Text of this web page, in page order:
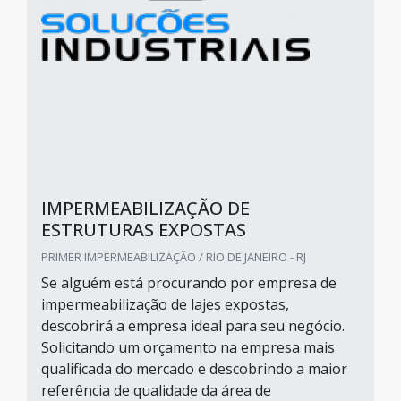
IMPERMEABILIZAÇÃO DE
ESTRUTURAS EXPOSTAS
PRIMER IMPERMEABILIZAÇÃO / RIO DE JANEIRO - RJ
Se alguém está procurando por empresa de
impermeabilização de lajes expostas,
descobrirá a empresa ideal para seu negócio.
Solicitando um orçamento na empresa mais
qualificada do mercado e descobrindo a maior
referência de qualidade da área de